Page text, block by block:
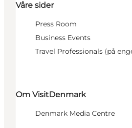
Våre sider
Press Room
Business Events
Travel Professionals (på
Om VisitDenmark
Denmark Media Centre